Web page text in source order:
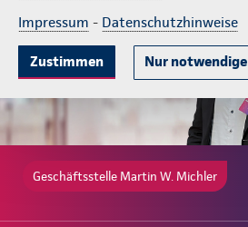
Impressum - Datenschutzhinweise
Zustimmen Nur notwendige
Geschäftsstelle Martin W. Michler